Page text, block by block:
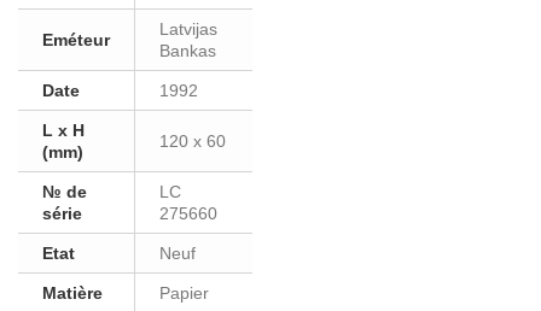
Eméteur
Latvijas
Bankas
Date 1992
L x H
(mm)
120 x 60
№ de
série
LC
275660
Etat Neuf
Matière Papier